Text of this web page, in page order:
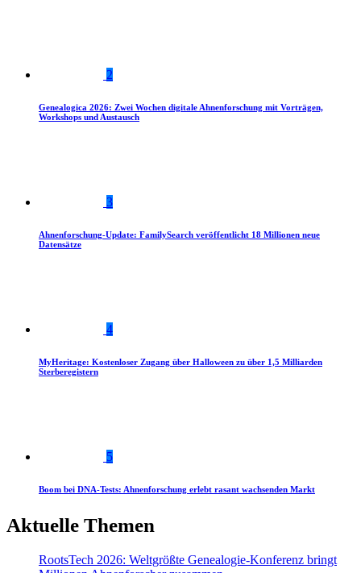
2
Genealogica 2026: Zwei Wochen digitale Ahnenforschung mit Vorträgen,
Workshops und Austausch
3
Ahnenforschung-Update: FamilySearch veröffentlicht 18 Millionen neue
Datensätze
4
MyHeritage: Kostenloser Zugang über Halloween zu über 1,5 Milliarden
Sterberegistern
5
Boom bei DNA-Tests: Ahnenforschung erlebt rasant wachsenden Markt
Aktuelle Themen
RootsTech 2026: Weltgrößte Genealogie-Konferenz bringt